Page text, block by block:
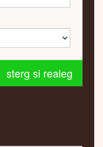
sterg si realeg